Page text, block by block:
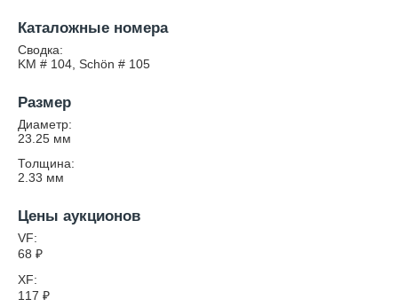
Каталожные номера
Сводка:
KM # 104, Schön # 105
Размер
Диаметр:
23.25 мм
Толщина:
2.33 мм
Цены аукционов
VF:
68 ₽
XF:
117 ₽